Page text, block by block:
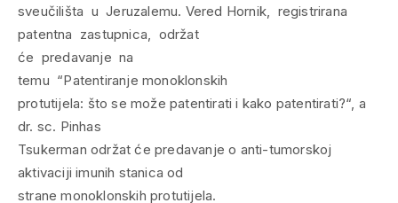
sveučilišta u Jeruzalemu. Vered Hornik, registrirana
patentna zastupnica, održat
će predavanje na
temu “Patentiranje monoklonskih
protutijela: što se može patentirati i kako patentirati?“, a
dr. sc. Pinhas
Tsukerman održat će predavanje o anti-tumorskoj
aktivaciji imunih stanica od
strane monoklonskih protutijela.